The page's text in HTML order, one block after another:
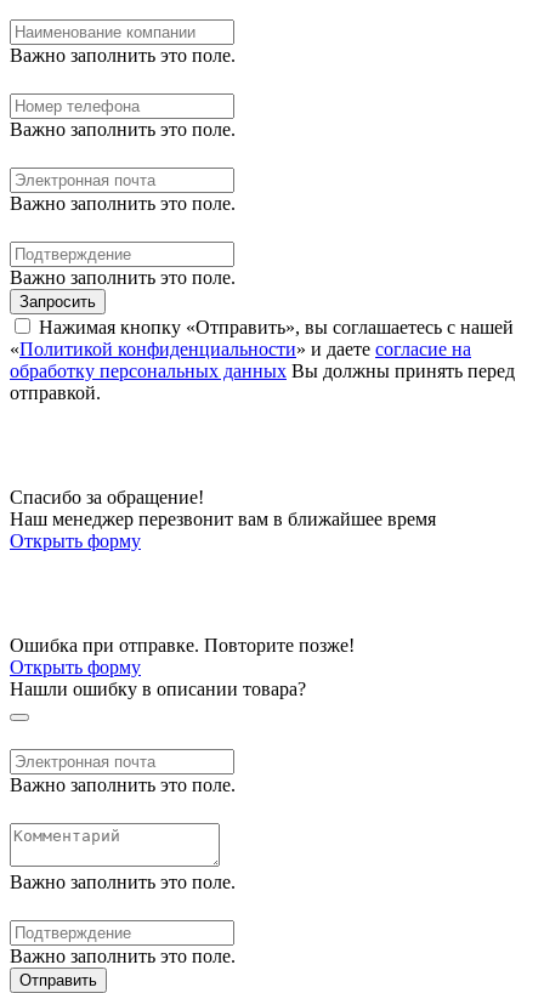
Важно заполнить это поле.
Важно заполнить это поле.
Важно заполнить это поле.
Важно заполнить это поле.
Запросить
Нажимая кнопку «Отправить», вы соглашаетесь с нашей
«Политикой конфиденциальности» и даете согласие на
обработку персональных данных Вы должны принять перед
отправкой.
Спасибо за обращение!
Наш менеджер перезвонит вам в ближайшее время
Открыть форму
Ошибка при отправке. Повторите позже!
Открыть форму
Нашли ошибку в описании товара?
Важно заполнить это поле.
Важно заполнить это поле.
Важно заполнить это поле.
Отправить